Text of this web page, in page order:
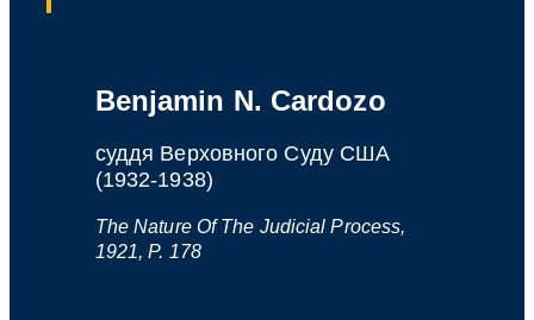
Benjamin N. Cardozo
суддя Верховного Суду США
(1932-1938)
The Nature Of The Judicial Process,
1921, P. 178